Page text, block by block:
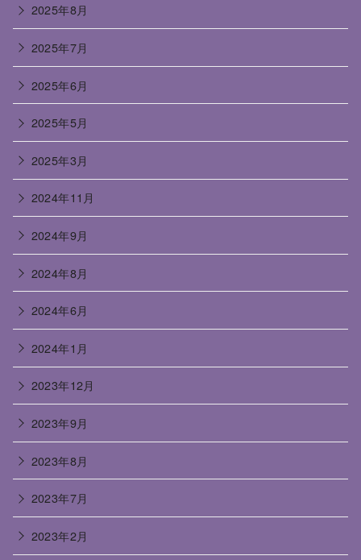
2025年8月
2025年7月
2025年6月
2025年5月
2025年3月
2024年11月
2024年9月
2024年8月
2024年6月
2024年1月
2023年12月
2023年9月
2023年8月
2023年7月
2023年2月